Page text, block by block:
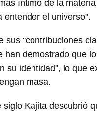
íntimo de la
entender el universo".
sus "contribuciones
han demostrado que
su identidad", lo que
masa.
siglo Kajita descubrió